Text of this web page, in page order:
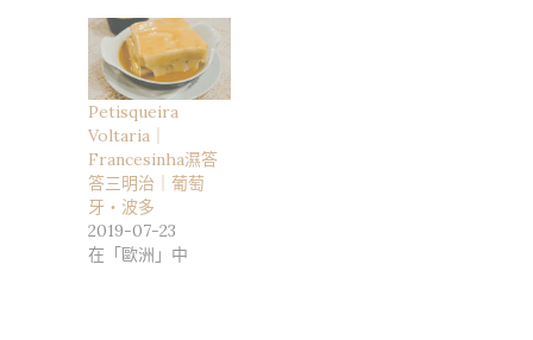
Petisqueira
Voltaria｜
Francesinha濕答
答三明治｜葡萄
牙・波多
2019-07-23
在「歐洲」中